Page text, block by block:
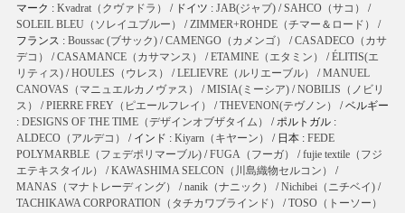
マーク : Kvadrat（クヴァドラ） / ドイツ : JAB(ジャブ)/SAHCO（サコ）
/
SOLEIL BLEU（ソレイユブルー）
/ZIMMER+ROHDE（チマー＆ロード）
/
フランス : Boussac (ブサック)/CAMENGO（カメンゴ） /CASADECO（カサ
デコ）
/CASAMANCE（カサマンス） /ETAMINE（エタミン） /ÉLITIS(エ
リティス)/HOULES（ウレス） /LELIEVRE（ルリエーブル） /MANUEL
CANOVAS（マニュエルカノヴァス）
/MISIA(ミーシア)/NOBILIS（ノビリ
ス）
/PIERRE FREY（ピエールフレイ） /THEVENON(テヴノン）
/ ベルギー
: DESIGNS OF THE TIME（デザインオブザタイム）
/ ポルトガル :
ALDECO（アルデコ）
/ インド : Kiyarn（キヤーン） / 日本 : FEDE
POLYMARBLE（フェデポリマーブル)/FUGA（フーガ） /fujie textile（フジ
エテキスタイル）
/KAWASHIMA SELCON（川島織物セルコン）
/
MANAS（マナトレーディング）
/nanik（ナニック） /Nichibei（ニチベイ)/
TACHIKAWA CORPORATION（タチカワブラインド）
/TOSO（トーソー）